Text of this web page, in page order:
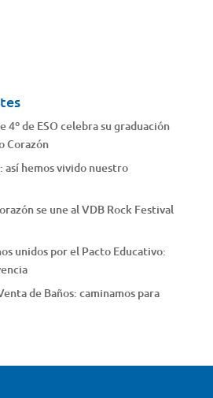
4º de ESO celebra su graduación
Corazón
así hemos vivido nuestro
se une al VDB Rock Festival
unidos por el Pacto Educativo:
de Baños: caminamos para